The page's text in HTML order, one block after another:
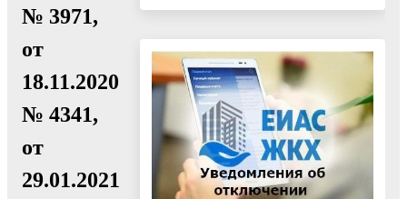
№ 3971,
от
18.11.2020
№ 4341,
от
29.01.2021